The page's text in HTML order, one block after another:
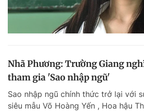
Nhã Phương: Trường Giang
tham gia 'Sao nhập ngũ'
Sao nhập ngũ chính thức trở lại với
siêu mẫu Võ Hoàng Yến , Hoa hậu